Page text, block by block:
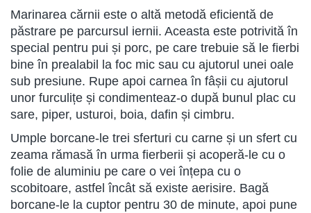
Marinarea cărnii este o altă metodă eficientă de
păstrare pe parcursul iernii. Aceasta este potrivită în
special pentru pui și porc, pe care trebuie să le fierbi
bine în prealabil la foc mic sau cu ajutorul unei oale
sub presiune. Rupe apoi carnea în fâșii cu ajutorul
unor furculițe și condimenteaz-o după bunul plac cu
sare, piper, usturoi, boia, dafin și cimbru.
Umple borcane-le trei sferturi cu carne și un sfert cu
zeama rămasă în urma fierberii și acoperă-le cu o
folie de aluminiu pe care o vei înțepa cu o
scobitoare, astfel încât să existe aerisire. Bagă
borcane-le la cuptor pentru 30 de minute, apoi pune